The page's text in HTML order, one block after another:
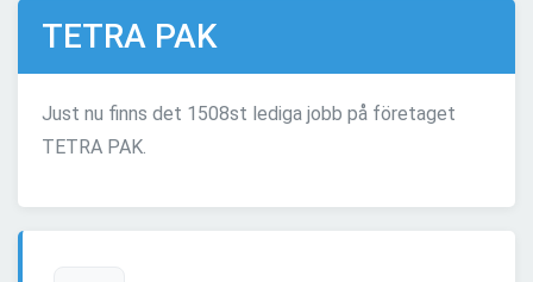
TETRA PAK
Just nu finns det 1508st lediga jobb på företaget
TETRA PAK.